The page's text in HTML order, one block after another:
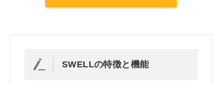
SWELLの特徴と機能